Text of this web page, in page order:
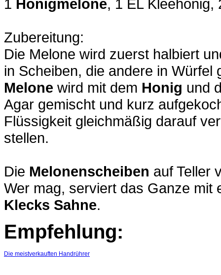
1 Honigmelone, 1 EL Kleehonig,
Zubereitung:
Die Melone wird zuerst halbiert
in Scheiben, die andere in
Melone wird mit dem Honig und
Agar gemischt und kurz
Flüssigkeit gleichmäßig darauf
stellen.
Die Melonenscheiben auf Teller
Wer mag, serviert das Ganze mit
Klecks Sahne.
Empfehlung:
Die meistverkauften Handrührer